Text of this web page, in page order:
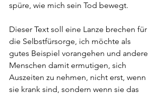
spüre, wie mich sein Tod bewegt.
Dieser Text soll eine Lanze brechen für
die Selbstfürsorge, ich möchte als
gutes Beispiel vorangehen und andere
Menschen damit ermutigen, sich
Auszeiten zu nehmen, nicht erst, wenn
sie krank sind, sondern wenn sie das